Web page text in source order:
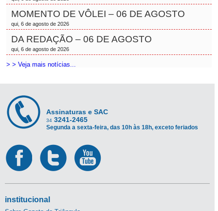
MOMENTO DE VÔLEI – 06 DE AGOSTO
qui, 6 de agosto de 2026
DA REDAÇÃO – 06 DE AGOSTO
qui, 6 de agosto de 2026
> > Veja mais notícias...
Assinaturas e SAC
34 3241-2465
Segunda a sexta-feira, das 10h às 18h, exceto feriados
institucional